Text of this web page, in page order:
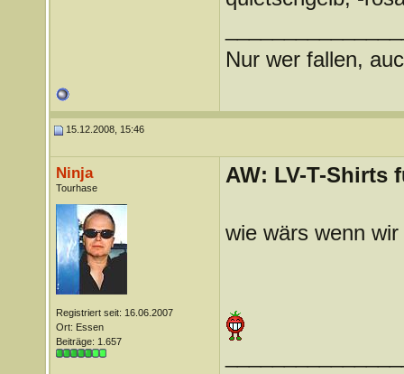
Nur wer fallen,
15.12.2008, 15:46
Ninja
Tourhase
Registriert seit: 16.06.2007
Ort: Essen
Beiträge: 1.657
AW: LV-T-Shirts
wie wärs wenn